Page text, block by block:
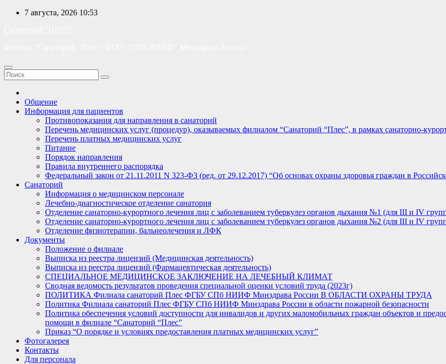
Перейти7 августа, 2026 10:53
Общение
Информация для пациентов
Противопоказания для направления в санаторий
Перечень медицинских услуг (процедур), оказываемых филиалом “Санаторий “Плес”, в рамках санаторно-
Перечень платных медицинских услуг
Питание
Порядок направления
Правила внутреннего распорядка
Федеральный закон от 21.11.2011 N 323-ФЗ (ред. от 29.12.2017) “Об основах охраны здоровья граждан в
Санаторий
Информация о медицинском персонале
Лечебно-диагностическое отделение санатория
Отделение санаторно-курортного лечения лиц с заболеванием туберкулез органов дыхания №1 (для III и IV
Отделение санаторно-курортного лечения лиц с заболеванием туберкулез органов дыхания №2 (для III и IV
Отделение физиотерапии, бальнеолечения и ЛФК
Документы
Положение о филиале
Выписка из реестра лицензий (Медицинская деятельность)
Выписка из реестра лицензий (Фармацевтическая деятельность)
СПЕЦИАЛЬНОЕ МЕДИЦИНСКОЕ ЗАКЛЮЧЕНИЕ НА ЛЕЧЕБНЫЙ КЛИМАТ
Сводная ведомость результатов проведения специальной оценки условий труда (2023г)
ПОЛИТИКА Филиала санаторий Плес ФГБУ СПб НИИФ Минздрава России В ОБЛАСТИ ОХРАНЫ ТРУДА
Политика Филиала санаторий Плес ФГБУ СПб НИИФ Минздрава России в области пожарной безопасности
Политика обеспечения условий доступности для инвалидов и других маломобильных граждан объектов и
помощи в филиале “Санаторий “Плес”
Приказ “О порядке и условиях предоставления платных медицинских услуг”
Фотогалерея
Контакты
Для персонала